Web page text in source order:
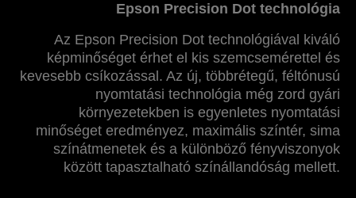
Epson Precision Dot technológia
Az Epson Precision Dot technológiával kiváló
képminőséget érhet el kis szemcsemérettel és
kevesebb csíkozással. Az új, többrétegű, féltónusú
nyomtatási technológia még zord gyári
környezetekben is egyenletes nyomtatási
minőséget eredményez, maximális színtér, sima
színátmenetek és a különböző fényviszonyok
között tapasztalható színállandóság mellett.